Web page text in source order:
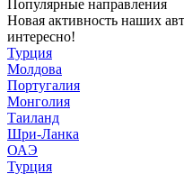
Популярные направления
Новая активность наших
интересно!
Турция
Молдова
Португалия
Монголия
Таиланд
Шри-Ланка
ОАЭ
Турция